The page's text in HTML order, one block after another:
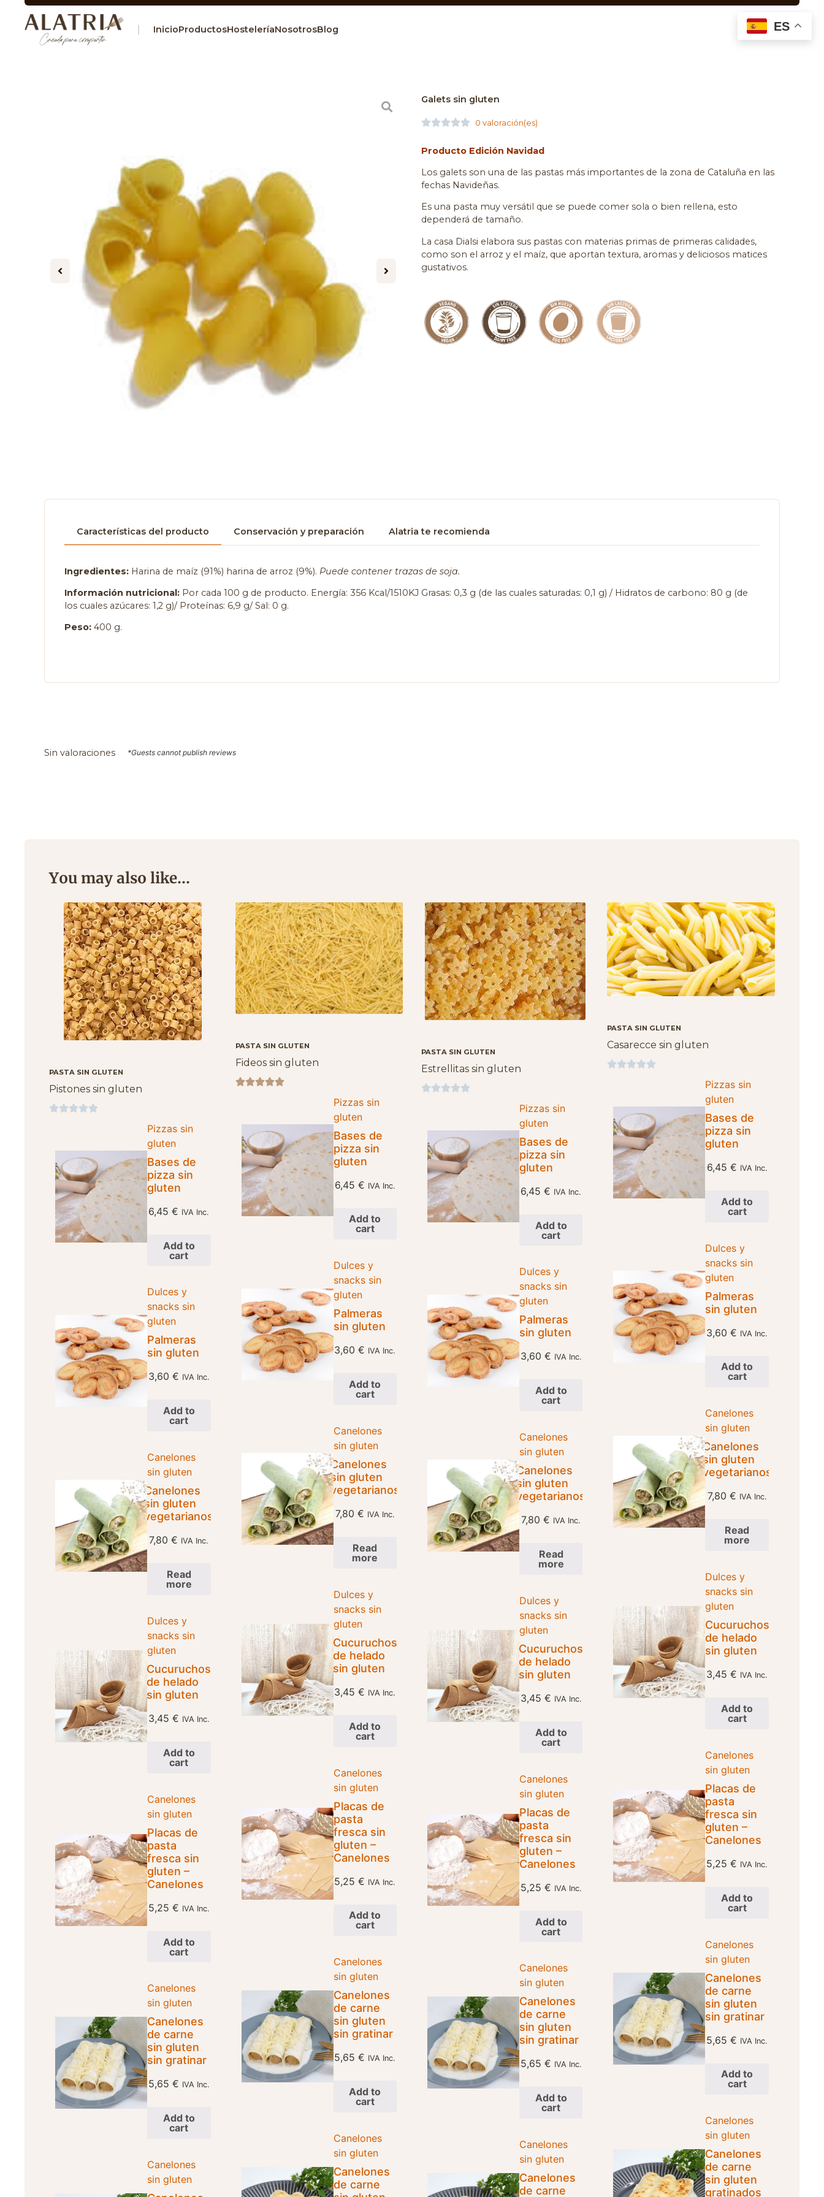
InicioProductosHosteleríaNosotrosBlog
Galets sin gluten
 0 valoración(es)
Producto Edición Navidad
Los galets son una de las pastas más importantes de la zona de Cataluña en las
fechas Navideñas.
Es una pasta muy versátil que se puede comer sola o bien rellena, esto
dependerá de tamaño.
La casa Dialsi elabora sus pastas con materias primas de primeras calidades,
como son el arroz y el maíz, que aportan textura, aromas y deliciosos matices
gustativos.
Características del producto Conservación y preparación Alatria te recomienda
Ingredientes: Harina de maíz (91%) harina de arroz (9%). Puede contener trazas de soja.
Información nutricional: Por cada 100 g de producto. Energía: 356 Kcal/1510KJ Grasas: 0,3 g (de las cuales saturadas: 0,1 g) / Hidratos de carbono: 80 g (de
los cuales azúcares: 1,2 g)/ Proteínas: 6,9 g/ Sal: 0 g.
Peso: 400 g.
Sin valoraciones *Guests cannot publish reviews
You may also like…
PASTA SIN GLUTEN
Pistones sin gluten

Pizzas sin
gluten
Bases de
pizza sin
gluten
6,45€ IVA Inc.
Add to
cart
Dulces y
snacks sin
gluten
Palmeras
sin gluten
3,60 € IVA Inc.
Add to
cart
Canelones
sin gluten
Canelones
sin gluten
vegetarianos
7,80€ IVA Inc.
Read
more
Dulces y
snacks sin
gluten
Cucuruchos
de helado
sin gluten
3,45 € IVA Inc.
Add to
cart
Canelones
sin gluten
Placas de
pasta
fresca sin
gluten –
Canelones
5,25 € IVA Inc.
Add to
cart
Canelones
sin gluten
Canelones
de carne
sin gluten
sin gratinar
5,65 € IVA Inc.
Add to
cart
Canelones
sin gluten
PASTA SIN GLUTEN
Fideos sin gluten

Pizzas sin
gluten
Bases de
pizza sin
gluten
6,45 € IVA Inc.
Add to
cart
Dulces y
snacks sin
gluten
Palmeras
sin gluten
3,60€ IVA Inc.
Add to
cart
Canelones
sin gluten
Canelones
sin gluten
vegetarianos
7,80 € IVA Inc.
Read
more
Dulces y
snacks sin
gluten
Cucuruchos
de helado
sin gluten
3,45€ IVA Inc.
Add to
cart
Canelones
sin gluten
Placas de
pasta
fresca sin
gluten –
Canelones
5,25€ IVA Inc.
Add to
cart
Canelones
sin gluten
Canelones
de carne
sin gluten
sin gratinar
5,65€ IVA Inc.
Add to
cart
Canelones
sin gluten
Canelones
de carne
PASTA SIN GLUTEN
Estrellitas sin gluten

Pizzas sin
gluten
Bases de
pizza sin
gluten
6,45€ IVA Inc.
Add to
cart
Dulces y
snacks sin
gluten
Palmeras
sin gluten
3,60 € IVA Inc.
Add to
cart
Canelones
sin gluten
Canelones
sin gluten
vegetarianos
7,80€ IVA Inc.
Read
more
Dulces y
snacks sin
gluten
Cucuruchos
de helado
sin gluten
3,45 € IVA Inc.
Add to
cart
Canelones
sin gluten
Placas de
pasta
fresca sin
gluten –
Canelones
5,25 € IVA Inc.
Add to
cart
Canelones
sin gluten
Canelones
de carne
sin gluten
sin gratinar
5,65 € IVA Inc.
Add to
cart
Canelones
sin gluten
Canelones
de carne
PASTA SIN GLUTEN
Casarecce sin gluten

Pizzas sin
gluten
Bases de
pizza sin
gluten
6,45 € IVA Inc.
Add to
cart
Dulces y
snacks sin
gluten
Palmeras
sin gluten
3,60€ IVA Inc.
Add to
cart
Canelones
sin gluten
Canelones
sin gluten
vegetarianos
7,80 € IVA Inc.
Read
more
Dulces y
snacks sin
gluten
Cucuruchos
de helado
sin gluten
3,45€ IVA Inc.
Add to
cart
Canelones
sin gluten
Placas de
pasta
fresca sin
gluten –
Canelones
5,25€ IVA Inc.
Add to
cart
Canelones
sin gluten
Canelones
de carne
sin gluten
sin gratinar
5,65€ IVA Inc.
Add to
cart
Canelones
sin gluten
Canelones
de carne
sin gluten
gratinados
ES